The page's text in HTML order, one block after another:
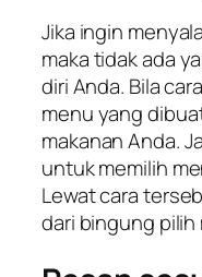
Jika ingin
maka tidak ada
diri Anda. Bila
menu yang
makanan Anda.
untuk memilih
Lewat cara
dari bingung